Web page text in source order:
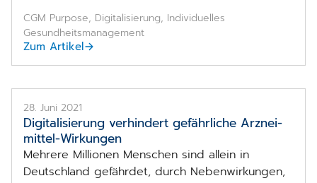
CGM Purpose, Digitalisierung, Individuelles
Gesundheitsmanagement
Zum Artikel
28. Juni 2021
Digitalisierung verhindert gefährliche Arznei­
mittel-Wirkungen
Mehrere Millionen Menschen sind allein in
Deutschland gefährdet, durch Nebenwirkungen,